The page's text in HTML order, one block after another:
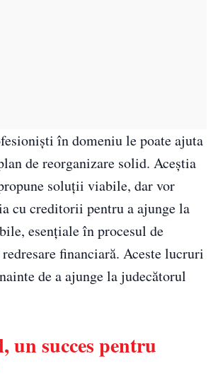
în domeniu le poate ajuta
de reorganizare solid. Aceștia
soluții viabile, dar vor
cu creditorii pentru a ajunge la
esențiale în procesul de
financiară. Aceste lucruri
de a ajunge la judecătorul
un succes pentru